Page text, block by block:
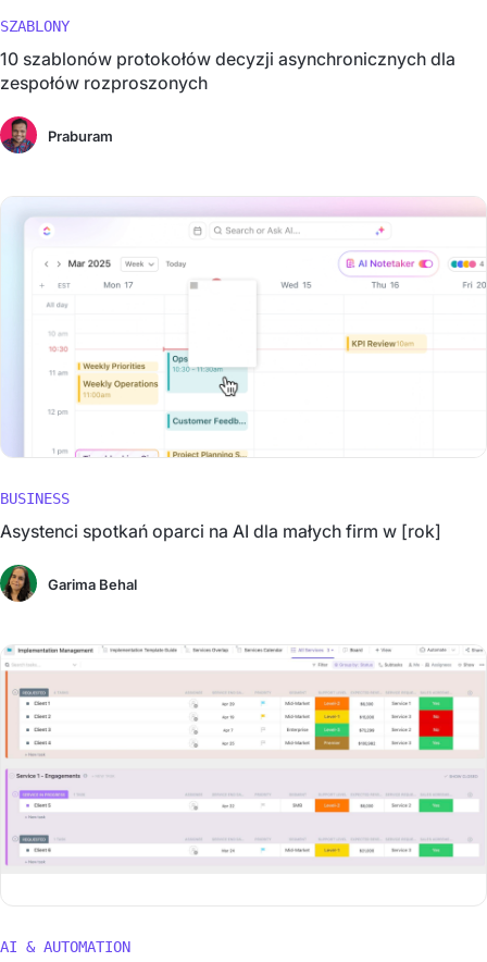
SZABLONY
10 szablonów protokołów decyzji asynchronicznych dla
zespołów rozproszonych
Praburam
BUSINESS
Asystenci spotkań oparci na AI dla małych firm w [rok]
Garima Behal
AI & AUTOMATION